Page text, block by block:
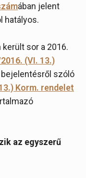
ában jelent
hatályos.
sor a 2016.
(VI. 13.)
szóló
Korm. rendelet
az egyszerű